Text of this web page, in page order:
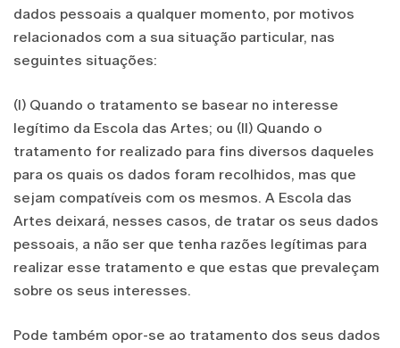
dados pessoais a qualquer momento, por motivos
relacionados com a sua situação particular, nas
seguintes situações:
(I) Quando o tratamento se basear no interesse
legítimo da Escola das Artes; ou (II) Quando o
tratamento for realizado para fins diversos daqueles
para os quais os dados foram recolhidos, mas que
sejam compatíveis com os mesmos. A Escola das
Artes deixará, nesses casos, de tratar os seus dados
pessoais, a não ser que tenha razões legítimas para
realizar esse tratamento e que estas que prevaleçam
sobre os seus interesses.
Pode também opor‐se ao tratamento dos seus dados